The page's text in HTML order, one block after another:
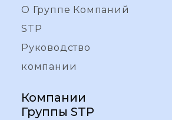
О Группе Компаний
STP
Руководство
компании
Компании
Группы STP